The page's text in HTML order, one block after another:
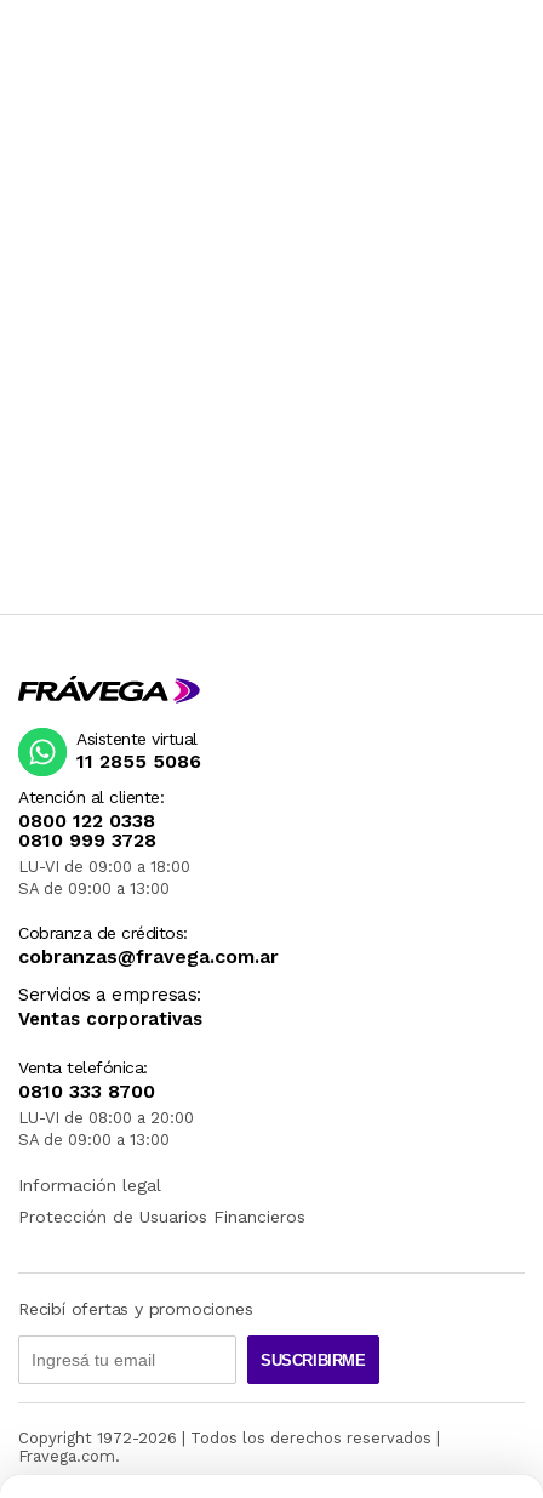
Atención al cliente:
0800 122 0338
0810 999 3728
LU-VI de 09:00 a 18:00
SA de 09:00 a 13:00
Cobranza de créditos:
cobranzas@fravega.com.ar
Servicios a empresas:
Ventas corporativas
Venta telefónica:
0810 333 8700
LU-VI de 08:00 a 20:00
SA de 09:00 a 13:00
Asistente virtual
11 2855 5086
Información legal
Protección de Usuarios Financieros
Recibí ofertas y promociones
SUSCRIBIRME
Copyright 1972-2026 | Todos los derechos reservados |
Fravega.com.